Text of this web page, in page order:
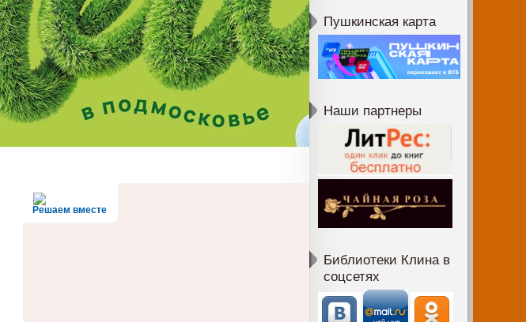
Решаем вместе
Пушкинская карта
Наши партнеры
Библиотеки Клина в
соцсетях